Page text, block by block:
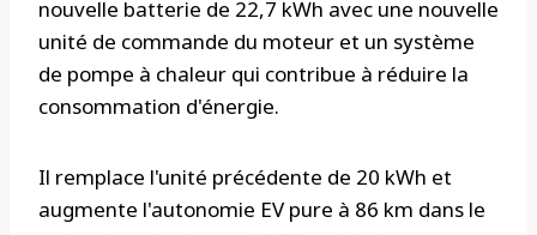
nouvelle batterie de 22,7 kWh avec une nouvelle
unité de commande du moteur et un système
de pompe à chaleur qui contribue à réduire la
consommation d'énergie.
Il remplace l'unité précédente de 20 kWh et
augmente l'autonomie EV pure à 86 km dans le